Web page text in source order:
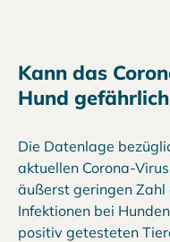
Kann das
Hund
Die Datenlage
aktuellen Corona-
äußerst geringen
Infektionen bei
positiv getesteten